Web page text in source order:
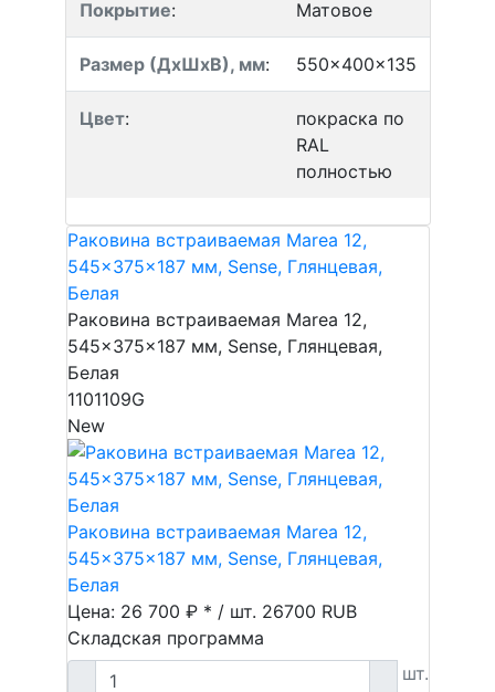
Покрытие: Матовое
Размер (ДхШхВ), мм: 550x400x135
Цвет:
покраска по
RAL
полностью
Раковина встраиваемая Marea 12,
545x375x187 мм, Sense, Глянцевая,
Белая
Раковина встраиваемая Marea 12,
545x375x187 мм, Sense, Глянцевая,
Белая
1101109G
New
Раковина встраиваемая Marea 12,
545x375x187 мм, Sense, Глянцевая,
Белая
Цена: 26 700 ₽ * / шт. 26700 RUB
Складская программа
шт.